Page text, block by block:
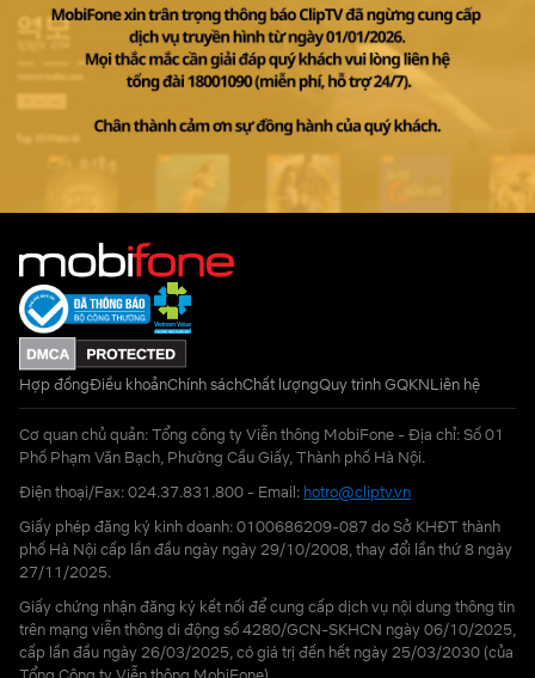
Hợp đồngĐiều khoảnChính sáchChất lượngQuy trình GQKNLiên hệ
Cơ quan chủ quản: Tổng công ty Viễn thông MobiFone - Địa chỉ: Số 01
Phố Phạm Văn Bạch, Phường Cầu Giấy, Thành phố Hà Nội.
Điện thoại/Fax: 024.37.831.800 - Email: hotro@cliptv.vn
Giấy phép đăng ký kinh doanh: 0100686209-087 do Sở KHĐT thành
phố Hà Nội cấp lần đầu ngày ngày 29/10/2008, thay đổi lần thứ 8 ngày
27/11/2025.
Giấy chứng nhận đăng ký kết nối để cung cấp dịch vụ nội dung thông tin
trên mạng viễn thông di động số 4280/GCN-SKHCN ngày 06/10/2025,
cấp lần đầu ngày 26/03/2025, có giá trị đến hết ngày 25/03/2030 (của